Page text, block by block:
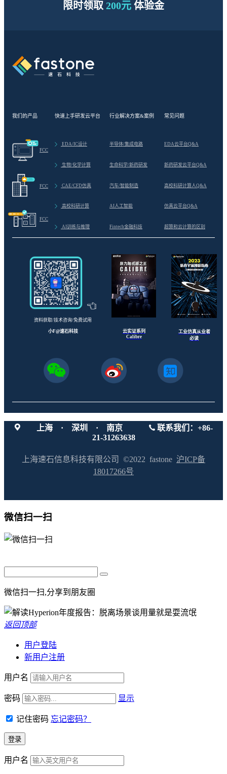
限时领取 200元 体验金
我们的产品
FCC
FCC
FCC
快速上手研发云平台
> EDA/IC设计
> 生物/化学计算
> CAE/CFD仿真
> 高校科研计算
> AI训练与推理
行业解决方案&案例
半导体/集成电路
生命科学/新药研发
汽车/智能制造
AI人工智能
Fintech金融科技
常见问题
EDA云平台Q&A
新药研发云平台Q&A
高校科研计算人Q&A
仿真云平台Q&A
超算和云计算的区别
资料获取/技术咨询/免费试用
小F@速石科技
云实证系列
Calibre
工业仿真从业者
必读
上海 · 深圳 · 南京
联系我们：+86-
21-31263638
上海速石信息科技有限公司 ©2022 fastone 沪ICP备
18017266号
微信扫一扫
微信扫一扫,分享到朋友圈
返回顶部
用户登陆
新用户注册
用户名
密码 显示
记住密码 忘记密码？
用户名